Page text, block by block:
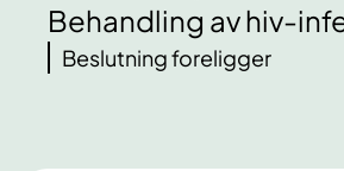
Behandling av hiv-
Beslutning foreligger